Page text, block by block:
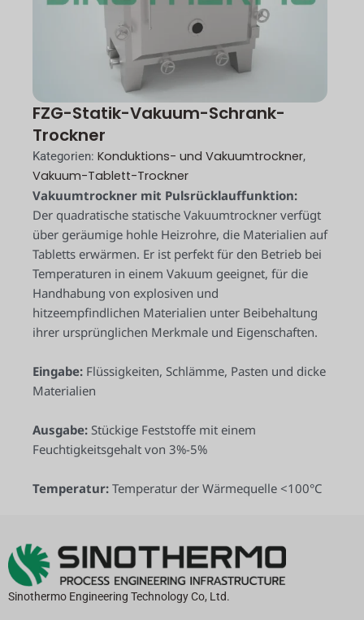
FZG-Statik-Vakuum-Schrank-
Trockner
Kategorien: Konduktions- und Vakuumtrockner,
Vakuum-Tablett-Trockner
Vakuumtrockner mit Pulsrücklauffunktion:
Der quadratische statische Vakuumtrockner verfügt
über geräumige hohle Heizrohre, die Materialien auf
Tabletts erwärmen. Er ist perfekt für den Betrieb bei
Temperaturen in einem Vakuum geeignet, für die
Handhabung von explosiven und
hitzeempfindlichen Materialien unter Beibehaltung
ihrer ursprünglichen Merkmale und Eigenschaften.
Eingabe: Flüssigkeiten, Schlämme, Pasten und dicke
Materialien
Ausgabe: Stückige Feststoffe mit einem
Feuchtigkeitsgehalt von 3%-5%
Temperatur: Temperatur der Wärmequelle <100°C
Sinothermo Engineering Technology Co, Ltd.